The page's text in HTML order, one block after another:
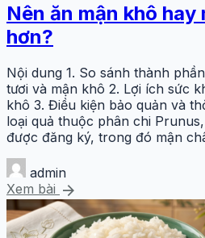
Nên ăn mận khô
hơn?
Nội dung 1. So sánh thành
tươi và mận khô 2. Lợi ích sức
khô 3. Điều kiện bảo quản và
loại quả thuộc phân chi
được đăng ký, trong đó mận
admin
Xem bài arrow_forward